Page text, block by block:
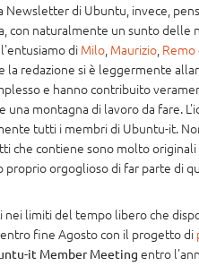
di Ubuntu, invece,
naturalmente un sunto delle
di Milo, Maurizio, Remo
la redazione si è leggermente
e hanno contribuito
montagna di lavoro da fare.
tutti i membri di Ubuntu-it.
che contiene sono molto
orgoglioso di far parte di
limiti del tempo libero che
fine Agosto con il progetto di
it Member Meeting entro